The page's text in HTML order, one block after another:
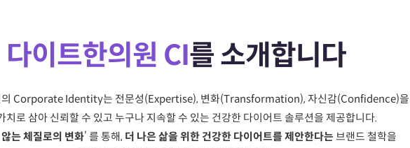
다이트한의원 CI를 소개합니다
의 Corporate Identity는 전문성(Expertise), 변화(Transformation), 자신감(Confidence)을
치로 삼아 신뢰할 수 있고 누구나 지속할 수 있는 건강한 다이어트 솔루션을 제공합니다.
는 체질로의 변화’ 를 통해, 더 나은 삶을 위한 건강한 다이어트를 제안한다는 브랜드 철학을